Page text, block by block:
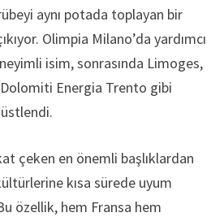
aynı potada toplayan bir
Olimpia Milano’da yardımcı
isim, sonrasında Limoges,
Energia Trento gibi
çeken en önemli başlıklardan
kısa sürede uyum
özellik, hem Fransa hem